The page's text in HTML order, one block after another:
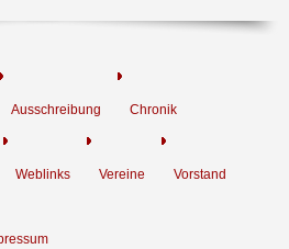
Ausschreibung Chronik
Weblinks Vereine Vorstand